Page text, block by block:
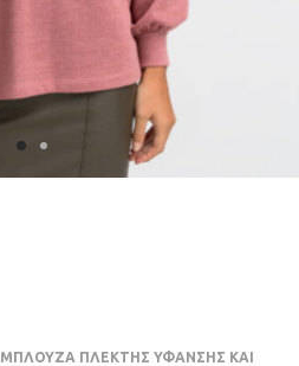
ΜΠΛΟΥΖΑ ΠΛΕΚΤΗΣ ΥΦΑΝΣΗΣ ΚΑΙ